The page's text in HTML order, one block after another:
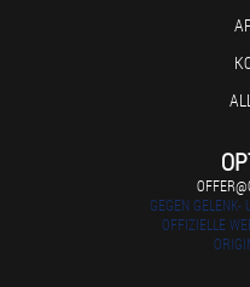
GEGEN GELENK-
OFFIZIELLE